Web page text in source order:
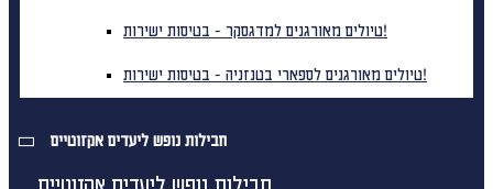
טיולים מאורגנים למדגסקר - בטיסות ישירות!
טיולים מאורגנים לספארי בטנזניה - בטיסות ישירות!
חבילות נופש ליעדים אקזוטיים